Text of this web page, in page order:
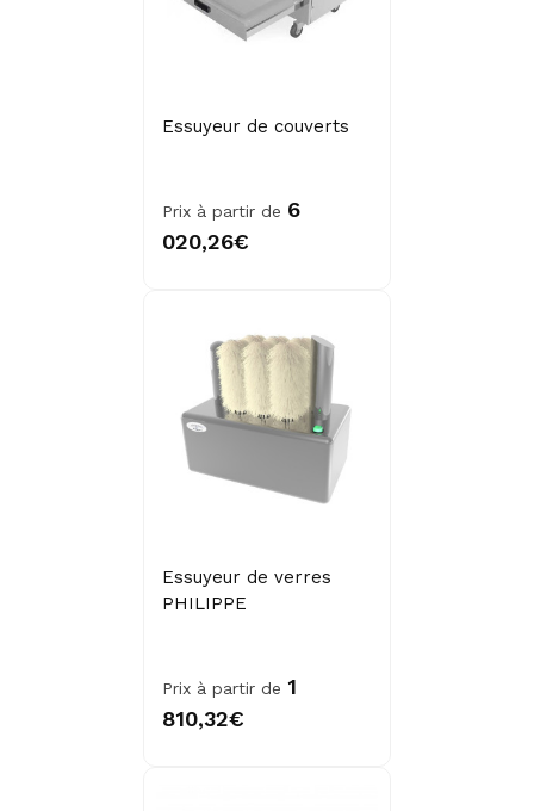
Essuyeur de couverts
Prix à partir de 6
020,26€
Essuyeur de verres
PHILIPPE
Prix à partir de 1
810,32€